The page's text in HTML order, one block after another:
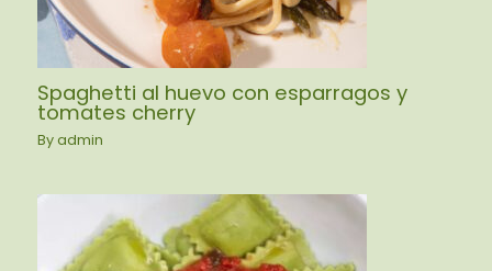
Spaghetti al huevo con esparragos y
tomates cherry
Byadmin